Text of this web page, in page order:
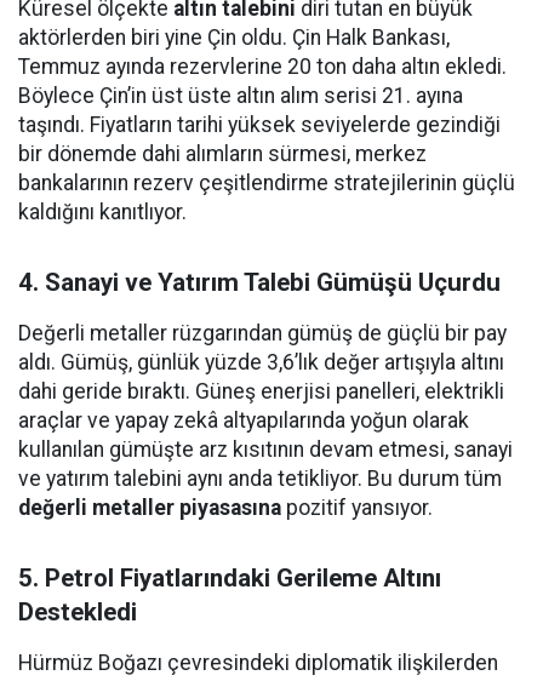
Küresel ölçekte altın talebini diri tutan en büyük
aktörlerden biri yine Çin oldu. Çin Halk Bankası,
Temmuz ayında rezervlerine 20 ton daha altın ekledi.
Böylece Çin’in üst üste altın alım serisi 21. ayına
taşındı. Fiyatların tarihi yüksek seviyelerde gezindiği
bir dönemde dahi alımların sürmesi, merkez
bankalarının rezerv çeşitlendirme stratejilerinin güçlü
kaldığını kanıtlıyor.
4. Sanayi ve Yatırım Talebi Gümüşü Uçurdu
Değerli metaller rüzgarından gümüş de güçlü bir pay
aldı. Gümüş, günlük yüzde 3,6’lık değer artışıyla altını
dahi geride bıraktı. Güneş enerjisi panelleri, elektrikli
araçlar ve yapay zekâ altyapılarında yoğun olarak
kullanılan gümüşte arz kısıtının devam etmesi, sanayi
ve yatırım talebini aynı anda tetikliyor. Bu durum tüm
değerli metaller piyasasına pozitif yansıyor.
5. Petrol Fiyatlarındaki Gerileme Altını
Destekledi
Hürmüz Boğazı çevresindeki diplomatik ilişkilerden